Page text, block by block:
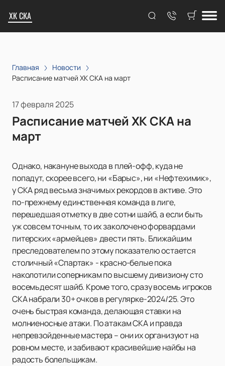
ХК СКА
Главная
Новости
Расписание матчей ХК СКА на март
17 февраля 2025
Расписание матчей ХК СКА на
март
Однако, накануне выхода в плей-офф, куда не
попадут, скорее всего, ни «Барыс», ни «Нефтехимик»,
у СКА ряд весьма значимых рекордов в активе. Это
по-прежнему единственная команда в лиге,
перешедшая отметку в две сотни шайб, а если быть
уж совсем точным, то их заколочено форвардами
питерских «армейцев» двести пять. Ближайшим
преследователем по этому показателю остается
столичный «Спартак» - красно-белые пока
наколотили соперникам по высшему дивизиону сто
восемьдесят шайб. Кроме того, сразу восемь игроков
СКА набрали 30+ очков в регулярке-2024/25. Это
очень быстрая команда, делающая ставки на
молниеносные атаки. По атакам СКА и правда
непревзойденные мастера – они их организуют на
ровном месте, и забивают красивейшие найбы на
радость болельщикам.